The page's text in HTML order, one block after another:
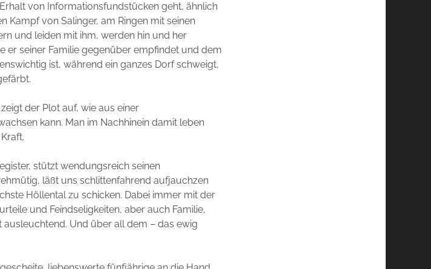
von Informationsfundstücken geht, ähnlich
Kampf von Salinger, am Ringen mit seinen
und leiden mit ihm, werden hin und her
er seiner Familie gegenüber empfindet und dem
ist, während ein ganzes Dorf schweigt,
der Plot auf, wie aus einer
kann. Man im Nachhinein damit leben
stützt wendungsreich seinen
läßt uns schlittenfahrend aufjauchzen
Höllental zu schicken. Dabei immer mit der
und Feindseligkeiten, aber auch Familie,
Und über all dem – das ewig